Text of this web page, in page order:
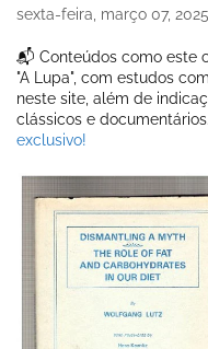
sexta-feira, março 07, 2025
📬 Conteúdos como este
"A Lupa", com estudos
neste site, além de
clássicos e documentários.
exclusivo!